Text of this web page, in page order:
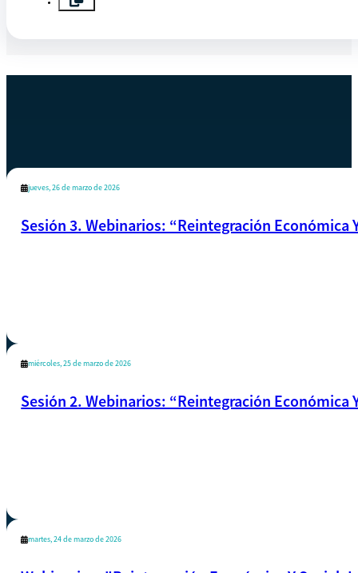
jueves, 26 de marzo de 2026
Sesión 3. Webinarios: “Reintegración
miércoles, 25 de marzo de 2026
Sesión 2. Webinarios: “Reintegración
martes, 24 de marzo de 2026